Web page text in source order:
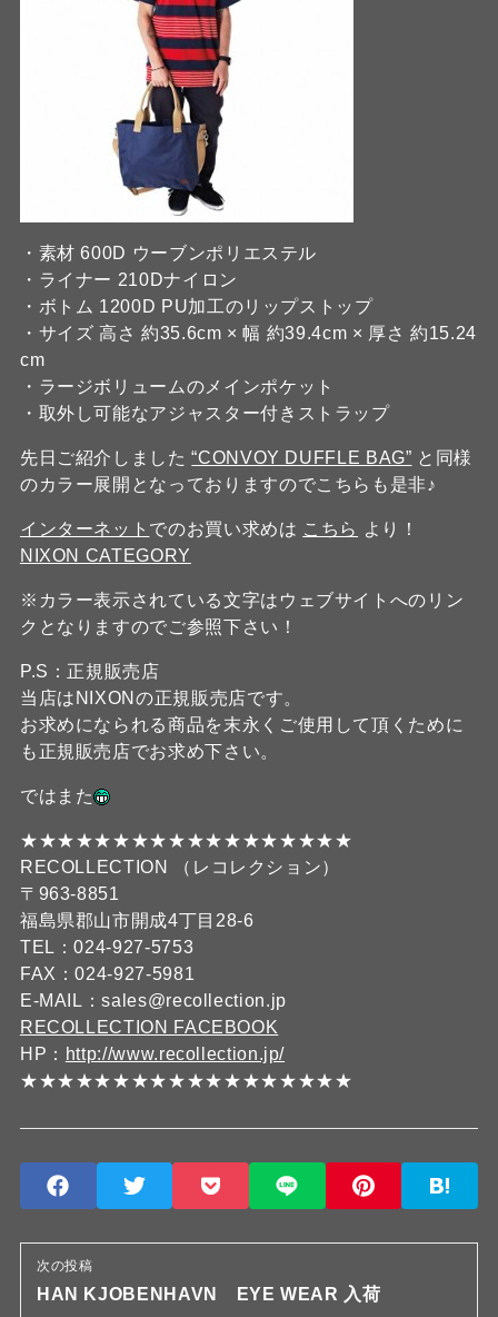
・素材 600D ウーブンポリエステル
・ライナー 210Dナイロン
・ボトム 1200D PU加工のリップストップ
・サイズ 高さ 約35.6cm × 幅 約39.4cm × 厚さ 約15.24
cm
・ラージボリュームのメインポケット
・取外し可能なアジャスター付きストラップ
先日ご紹介しました“CONVOY DUFFLE BAG” と同様
のカラー展開となっておりますのでこちらも是非♪
インターネット でのお買い求めは こちら より！
NIXON CATEGORY
※カラー表示されている文字はウェブサイトへのリン
クとなりますのでご参照下さい！
P.S：正規販売店
当店はNIXONの正規販売店です。
お求めになられる商品を末永くご使用して頂くために
も正規販売店でお求め下さい。
ではまた
★★★★★★★★★★★★★★★★★★
RECOLLECTION （レコレクション）
〒963-8851
福島県郡山市開成4丁目28-6
TEL：024-927-5753
FAX：024-927-5981
E-MAIL：sales@recollection.jp
RECOLLECTION FACEBOOK
HP： http://www.recollection.jp/
★★★★★★★★★★★★★★★★★★
次の投稿
HAN KJOBENHAVN EYE WEAR 入荷